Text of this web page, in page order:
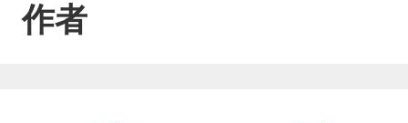
了昊双一剑虽很心痛但还是捅了，昊
作者